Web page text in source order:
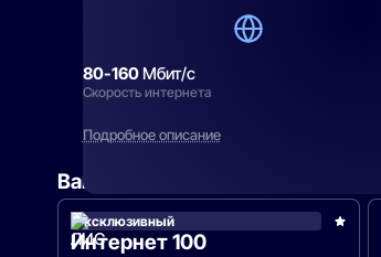
80-160Мбит/с
Скорость интернета
Подробное описание
Вам могут подойти
Эксклюзивный
Интернет 100